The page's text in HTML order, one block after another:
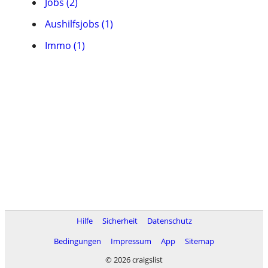
Aushilfsjobs (1)
Immo (1)
Hilfe Sicherheit
Datenschutz
Bedingungen
Impressum App
Sitemap
© 2026 craigslist